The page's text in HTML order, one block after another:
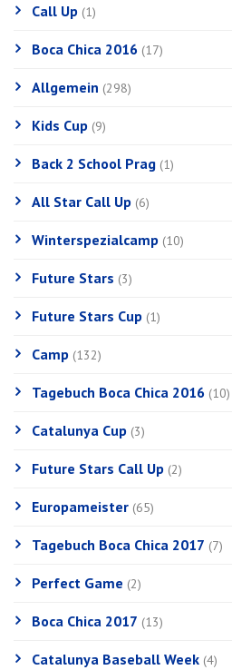
Call Up (1)
Boca Chica 2016 (17)
Allgemein (298)
Kids Cup (9)
Back 2 School Prag (1)
All Star Call Up (6)
Winterspezialcamp (10)
Future Stars (3)
Future Stars Cup (1)
Camp (132)
Tagebuch Boca Chica 2016 (10)
Catalunya Cup (3)
Future Stars Call Up (2)
Europameister (65)
Tagebuch Boca Chica 2017 (7)
Perfect Game (2)
Boca Chica 2017 (13)
Catalunya Baseball Week (4)